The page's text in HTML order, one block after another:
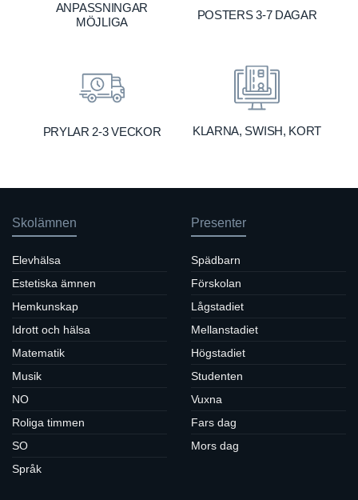
ANPASSNINGAR
MÖJLIGA
POSTERS 3-7 DAGAR
PRYLAR 2-3 VECKOR KLARNA, SWISH, KORT
Skolämnen
Elevhälsa
Estetiska ämnen
Hemkunskap
Idrott och hälsa
Matematik
Musik
NO
Roliga timmen
SO
Språk
Presenter
Spädbarn
Förskolan
Lågstadiet
Mellanstadiet
Högstadiet
Studenten
Vuxna
Fars dag
Mors dag